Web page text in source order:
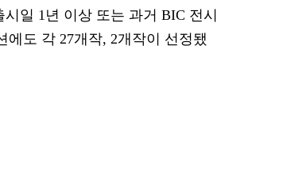
일 1년 이상 또는 과거 BIC 전시
도 각 27개작, 2개작이 선정됐